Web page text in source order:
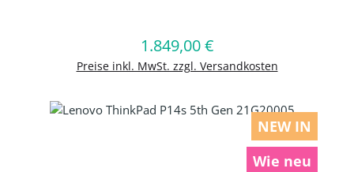
Regulärer Preis:
1.849,00 €
Preise inkl. MwSt. zzgl. Versandkosten
In den Warenkorb
NEW IN
Wie neu